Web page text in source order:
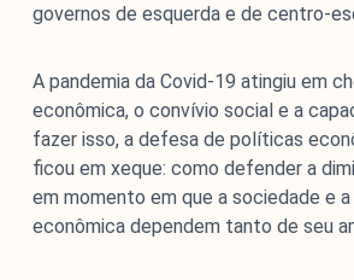
governos de esquerda e de centro-
A pandemia da Covid-19 atingiu em
econômica, o convívio social e a
fazer isso, a defesa de políticas
ficou em xeque: como defender a
em momento em que a sociedade e
econômica dependem tanto de seu